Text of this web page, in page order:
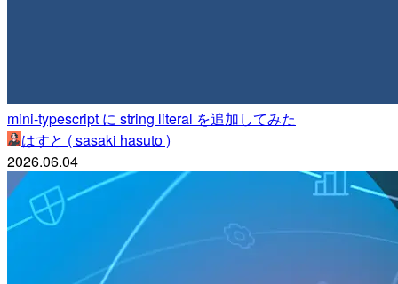
mini-typescript に string literal を追加してみた
はすと ( sasaki hasuto )
2026.06.04